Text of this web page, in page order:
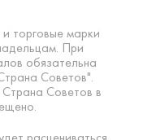
торговые марки
При
обязательна
Советов".
Советов в